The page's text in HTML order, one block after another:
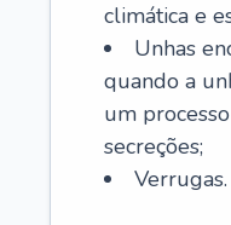
climática e
Unhas
quando a
um
secreções;
Verrugas.